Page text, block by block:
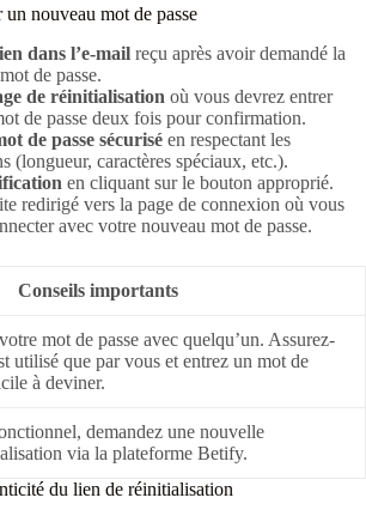
nouveau mot de passe
dans l’e-mail reçu après avoir demandé la
de passe.
de réinitialisation où vous devrez entrer
de passe deux fois pour confirmation.
de passe sécurisé en respectant les
(longueur, caractères spéciaux, etc.).
en cliquant sur le bouton approprié.
redirigé vers la page de connexion où vous
avec votre nouveau mot de passe.
Conseils importants
mot de passe avec quelqu’un. Assurez-
utilisé que par vous et entrez un mot de
à deviner.
demandez une nouvelle
via la plateforme Betify.
du lien de réinitialisation